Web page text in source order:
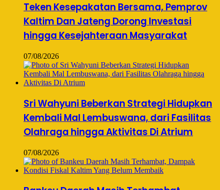
Teken Kesepakatan Bersama, Pemprov
Kaltim Dan Jateng Dorong Investasi
hingga Kesejahteraan Masyarakat
07/08/2026
Sri Wahyuni Beberkan Strategi Hidupkan
Kembali Mal Lembuswana, dari Fasilitas
Olahraga hingga Aktivitas Di Atrium
07/08/2026